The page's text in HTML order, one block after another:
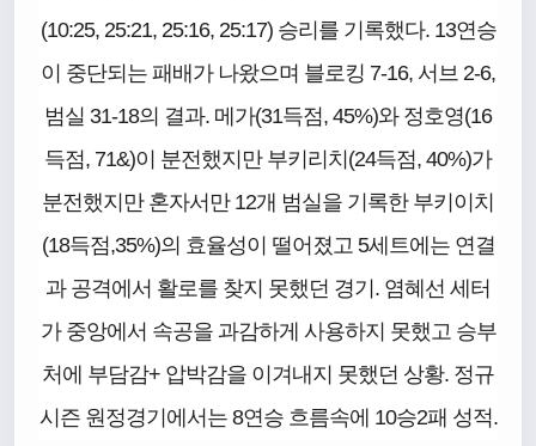
(10:25, 25:21, 25:16, 25:17) 승리를 기록했다. 13연승
이 중단되는 패배가 나왔으며 블로킹 7-16, 서브 2-6,
범실 31-18의 결과. 메가(31득점, 45%)와 정호영(16
득점, 71&)이 분전했지만 부키리치(24득점, 40%)가
분전했지만 혼자서만 12개 범실을 기록한 부키이치
(18득점,35%)의 효율성이 떨어졌고 5세트에는 연결
과 공격에서 활로를 찾지 못했던 경기. 염혜선 세터
가 중앙에서 속공을 과감하게 사용하지 못했고 승부
처에 부담감+ 압박감을 이겨내지 못했던 상황. 정규
시즌 원정경기에서는 8연승 흐름속에 10승2패 성적.